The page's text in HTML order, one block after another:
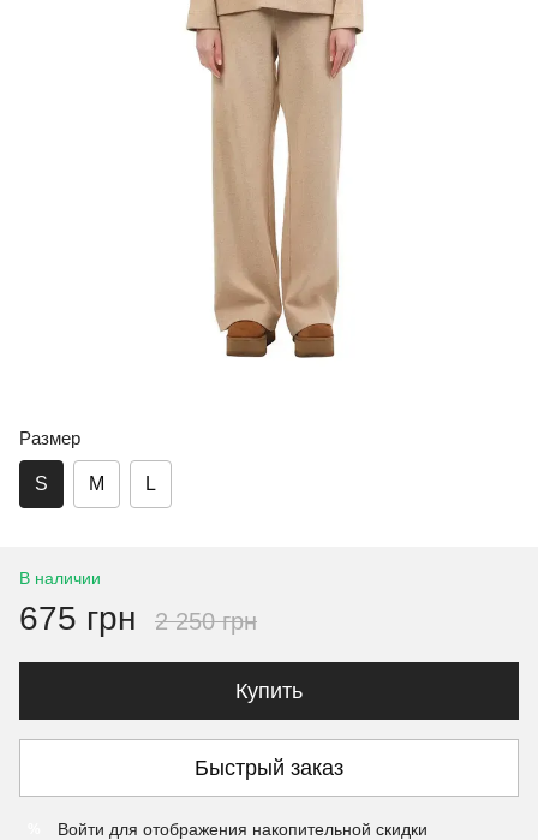
Размер
S M L
В наличии
675 грн 2 250 грн
Купить
Быстрый заказ
Войти для отображения накопительной скидки